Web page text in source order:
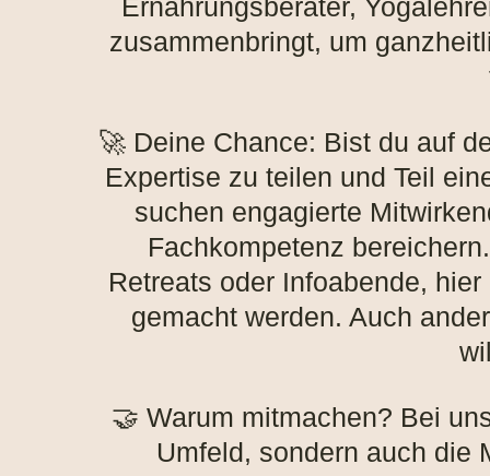
Ernährungsberater,
zusammenbringt, um
🚀 Deine Chance: Bist du auf
Expertise zu teilen und Teil
suchen engagierte
Fachkompetenz
Retreats oder Infoabende,
gemacht werden. Auch
🤝 Warum mitmachen? Bei
Umfeld, sondern auch die